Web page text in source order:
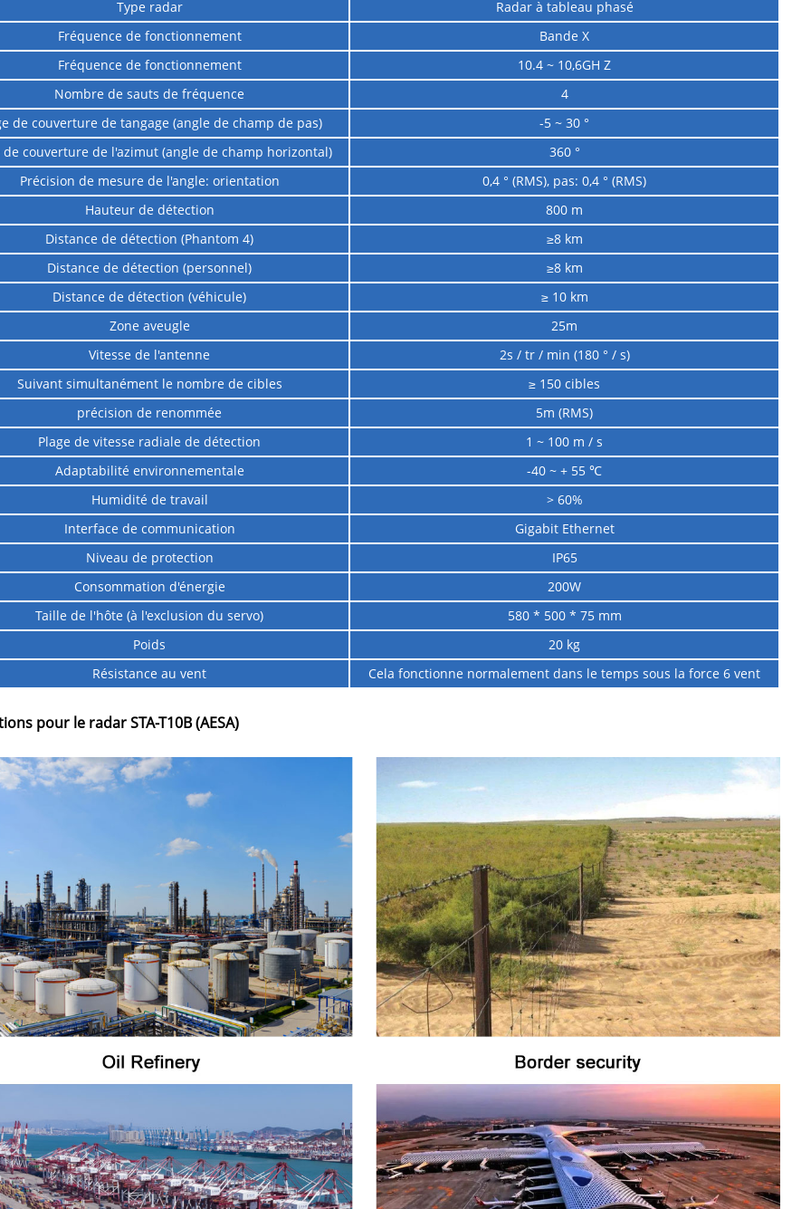
Type radar
Radar à tableau phasé
Fréquence de fonctionnement
Bande X
Fréquence de fonctionnement
10.4 ~ 10,6GH Z
Nombre de sauts de fréquence
4
de couverture de tangage (angle de champ de pas)
-5 ~ 30 °
de couverture de l'azimut (angle de champ horizontal)
360 °
Précision de mesure de l'angle: orientation
0,4 ° (RMS), pas: 0,4 ° (RMS)
Hauteur de détection
800 m
Distance de détection (Phantom 4)
≥8 km
Distance de détection (personnel)
≥8 km
Distance de détection (véhicule)
≥ 10 km
Zone aveugle
25m
Vitesse de l'antenne
2s / tr / min (180 ° / s)
Suivant simultanément le nombre de cibles
≥ 150 cibles
précision de renommée
5m (RMS)
Plage de vitesse radiale de détection
1 ~ 100 m / s
Adaptabilité environnementale
-40 ~ + 55 ℃
Humidité de travail
> 60%
Interface de communication
Gigabit Ethernet
Niveau de protection
IP65
Consommation d'énergie
200W
Taille de l'hôte (à l'exclusion du servo)
580 * 500 * 75 mm
Poids
20 kg
Résistance au vent
Cela fonctionne normalement dans le temps sous la force 6 vent
pour le radar STA-T10B (AESA)